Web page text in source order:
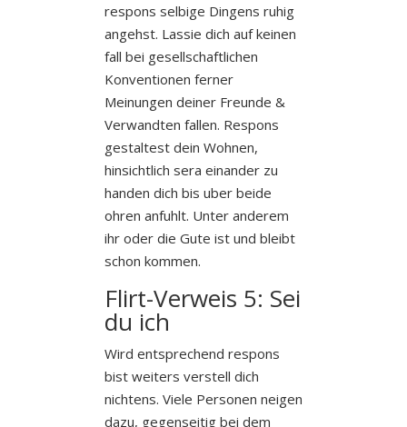
respons selbige Dingens ruhig
angehst. Lassie dich auf keinen
fall bei gesellschaftlichen
Konventionen ferner
Meinungen deiner Freunde &
Verwandten fallen. Respons
gestaltest dein Wohnen,
hinsichtlich sera einander zu
handen dich bis uber beide
ohren anfuhlt. Unter anderem
ihr oder die Gute ist und bleibt
schon kommen.
Flirt-Verweis 5: Sei
du ich
Wird entsprechend respons
bist weiters verstell dich
nichtens. Viele Personen neigen
dazu, gegenseitig bei dem